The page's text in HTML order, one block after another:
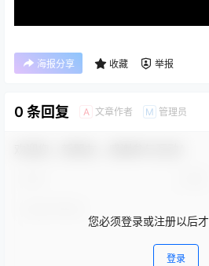
海报分享 收藏 举报
0 条回复 A 文章作者 M 管理员
您必须登录或注册以后
登录